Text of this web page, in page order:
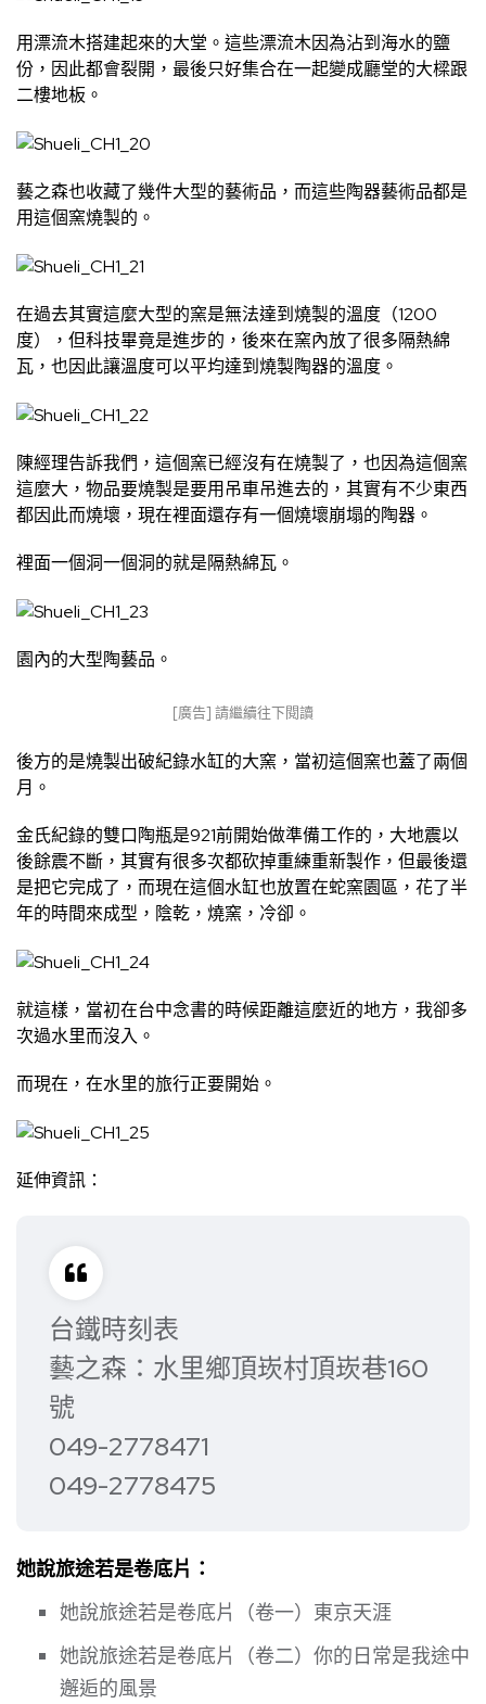
用漂流木搭建起來的大堂。這些漂流木因為沾到海水的鹽
份，因此都會裂開，最後只好集合在一起變成廳堂的大樑跟
二樓地板。
藝之森也收藏了幾件大型的藝術品，而這些陶器藝術品都是
用這個窯燒製的。
在過去其實這麼大型的窯是無法達到燒製的溫度（1200
度），但科技畢竟是進步的，後來在窯內放了很多隔熱綿
瓦，也因此讓溫度可以平均達到燒製陶器的溫度。
陳經理告訴我們，這個窯已經沒有在燒製了，也因為這個窯
這麼大，物品要燒製是要用吊車吊進去的，其實有不少東西
都因此而燒壞，現在裡面還存有一個燒壞崩塌的陶器。
裡面一個洞一個洞的就是隔熱綿瓦。
園內的大型陶藝品。
[廣告] 請繼續往下閱讀
後方的是燒製出破紀錄水缸的大窯，當初這個窯也蓋了兩個
月。
金氏紀錄的雙口陶瓶是921前開始做準備工作的，大地震以
後餘震不斷，其實有很多次都砍掉重練重新製作，但最後還
是把它完成了，而現在這個水缸也放置在蛇窯園區，花了半
年的時間來成型，陰乾，燒窯，冷卻。
就這樣，當初在台中念書的時候距離這麼近的地方，我卻多
次過水里而沒入。
而現在，在水里的旅行正要開始。
延伸資訊：
台鐵時刻表
藝之森：水里鄉頂崁村頂崁巷160
號
049-2778471
049-2778475
她說旅途若是卷底片：
她說旅途若是卷底片（卷一）東京天涯
她說旅途若是卷底片（卷二）你的日常是我途中
邂逅的風景